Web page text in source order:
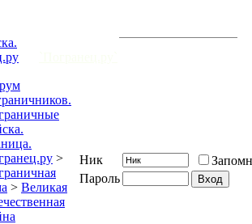
>
> Великая
Ник
Пароль